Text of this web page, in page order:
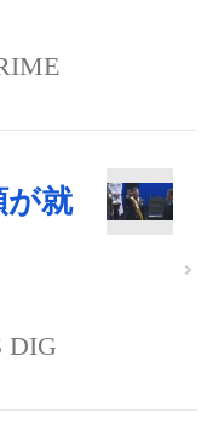
が就
DIG